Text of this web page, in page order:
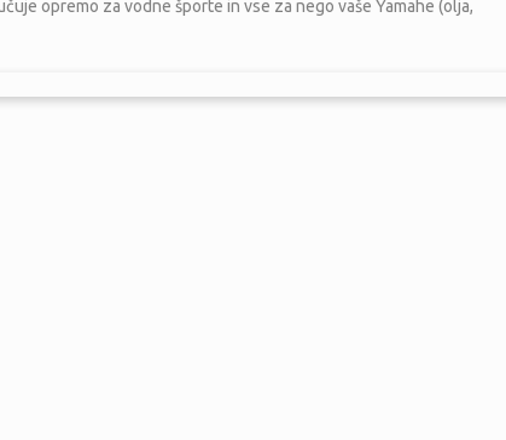
opremo za vodne športe in vse za nego vaše Yamahe (olja,